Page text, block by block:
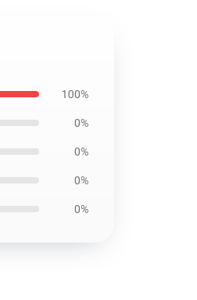
100%
0%
0%
0%
0%